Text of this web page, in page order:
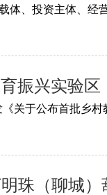
振兴实验区
珠（聊城